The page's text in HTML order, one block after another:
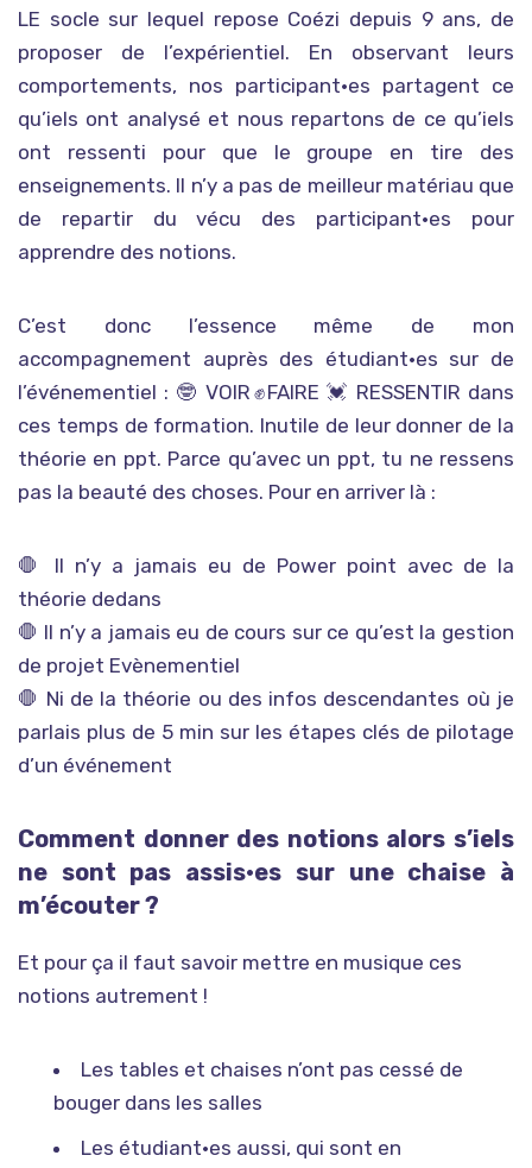
LE socle sur lequel repose Coézi depuis 9 ans, de
proposer de l’expérientiel. En observant leurs
comportements, nos participant•es partagent ce
qu’iels ont analysé et nous repartons de ce qu’iels
ont ressenti pour que le groupe en tire des
enseignements. Il n’y a pas de meilleur matériau que
de repartir du vécu des participant•es pour
apprendre des notions.
C’est donc l’essence même de mon
accompagnement auprès des étudiant•es sur de
l’événementiel : 🤓 VOIR✊FAIRE 💓 RESSENTIR dans
ces temps de formation. Inutile de leur donner de la
théorie en ppt. Parce qu’avec un ppt, tu ne ressens
pas la beauté des choses. Pour en arriver là :
🛑 Il n’y a jamais eu de Power point avec de la
théorie dedans
🛑 Il n’y a jamais eu de cours sur ce qu’est la gestion
de projet Evènementiel
🛑 Ni de la théorie ou des infos descendantes où je
parlais plus de 5 min sur les étapes clés de pilotage
d’un événement
Comment donner des notions alors s’iels
ne sont pas assis•es sur une chaise à
m’écouter ?
Et pour ça il faut savoir mettre en musique ces
notions autrement !
Les tables et chaises n’ont pas cessé de
bouger dans les salles
Les étudiant•es aussi, qui sont en